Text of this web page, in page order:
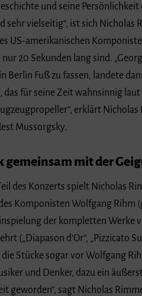
und seine
sehr vielseitig“, ist sich Nicholas
US-amerikanischen
nur 20 Sekunden lang sind.
Berlin Fuß zu fassen, landete
das für seine Zeit wahnsinnig
erklärt
Mussorgsky.
gemeinsam mit der
des Konzerts spielt Nicholas
Komponisten Wolfgang Rihm
der kompletten
(„Diapason d’Or“, „Pizzicato
Stücke sogar vor Wolfgang
und Denker, dazu ein
geworden“, sagt Nicholas